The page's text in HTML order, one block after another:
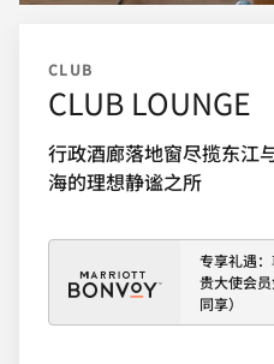
CLUB
CLUB LOUNGE
行政酒廊落地窗尽揽东江
海的理想静谧之所
专享礼遇
贵大使会
同享）